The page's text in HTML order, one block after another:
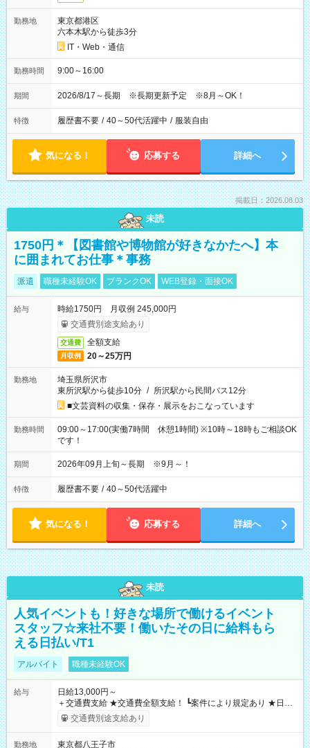
勤務地
東京都港区
六本木駅から徒歩3分
IT・Web・通信
勤務時間 9:00～16:00
期間 2026/8/17～長期 ※長期更新予定 ※8月～OK！
特徴 履歴書不要 / 40～50代活躍中 / 服装自由
気になる！ 応募する 詳細へ
掲載日：2026.08.03
未読
1750円＊【図書館や博物館が好きなかたへ】本
に囲まれてお仕事＊事務
派遣 職種未経験OK ブランクOK WEB登録・面接OK
給与
時給1750円 月収例 245,000円
交通費別途支給あり
交通費 全額支給
月収例 20～25万円
勤務地
埼玉県所沢市
東所沢駅から徒歩10分 / 所沢駅から民間バス12分
■文芸資料の収集・保存・展示をおこなっています
勤務時間
09:00～17:00(実働7時間 休憩1時間) ※10時～18時もご相談OK
です！
期間 2026年09月上旬～長期 ※9月～！
特徴 履歴書不要 / 40～50代活躍中
気になる！ 応募する 詳細へ
未読
人気イベントも！好きな場所で働けるイベント
スタッフ☆来社不要！働いたその日に給料もら
える日払い/T1
アルバイト 職種未経験OK
給与
日給13,000円～
＋交通費支給 ★交通費全額支給！ ┗案件により規定あり ★日払
いOK！（規定あり） ┗働いたその日に現金GET♪ お仕事後はコ
ンビニATMから 日払い分を引き落とせます！ 【試用期間】試
交通費別途支給あり
勤務地
東京都八王子市